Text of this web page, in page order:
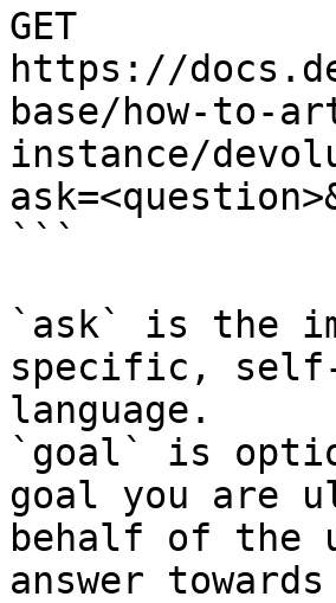
GET
https://
base/how-to-
instance/
```
`ask` is the
specific,
language.
`goal` is
goal you are
behalf of the
answer